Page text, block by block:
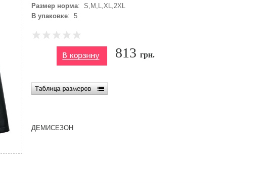
Размер норма: S,M,L,XL,2XL
В упаковке: 5
813 грн.
ДЕМИСЕЗОН